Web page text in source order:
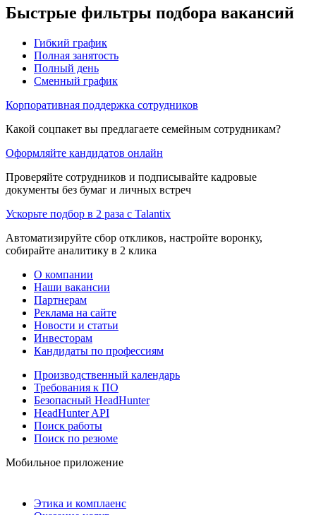
Быстрые фильтры подбора вакансий
Гибкий график
Полная занятость
Полный день
Сменный график
Корпоративная поддержка сотрудников
Какой соцпакет вы предлагаете семейным сотрудникам?
Оформляйте кандидатов онлайн
Проверяйте сотрудников и подписывайте кадровые
документы без бумаг и личных встреч
Ускорьте подбор в 2 раза с Talantix
Автоматизируйте сбор откликов, настройте воронку,
собирайте аналитику в 2 клика
О компании
Наши вакансии
Партнерам
Реклама на сайте
Новости и статьи
Инвесторам
Кандидаты по профессиям
Производственный календарь
Требования к ПО
Безопасный HeadHunter
HeadHunter API
Поиск работы
Поиск по резюме
Мобильное приложение
Этика и комплаенс